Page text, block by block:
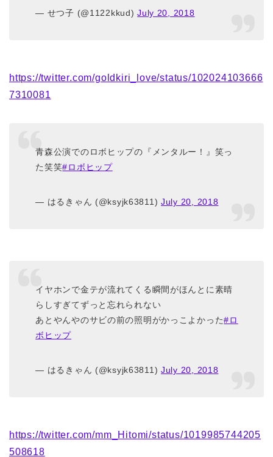
— せつ子 (@1122kkud)July 20, 2018
https://twitter.com/goldkiri_love/status/102024103666
7310081
青森公演でのロボヒップの『メンタルー！』笑っ
た笑笑#ロボヒップ
— はるきゃん (@ksyjk63811)July 20, 2018
イヤホンで金テが流れてくる瞬間がほんとに素晴
らしすぎてずっと忘れられない
あとやんやのサビの前の照明がかっこよかった#ロ
ボヒップ
— はるきゃん (@ksyjk63811)July 20, 2018
https://twitter.com/mm_Hitomi/status/1019985744205
508618